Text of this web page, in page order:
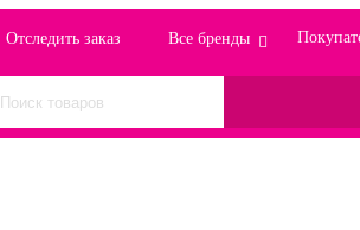
Отследить заказ Все бренды